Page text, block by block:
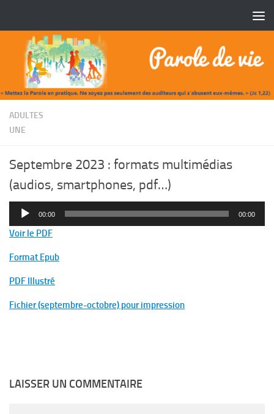
ADULTES
UNE
Septembre 2023 : formats multimédias
(audios, smartphones, pdf…)
Lecteur
00:00 00:00
Voir le PDF
Format Epub
PDF Illustré
Fichier (septembre-octobre) pour impression
LAISSER UN COMMENTAIRE